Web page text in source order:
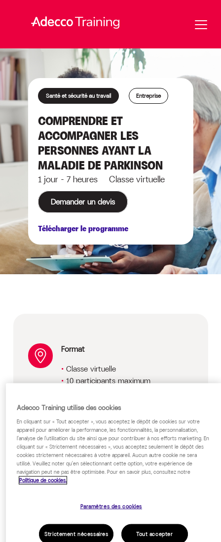
Santé et sécurité au travail Entreprise
COMPRENDRE ET
ACCOMPAGNER LES
PERSONNES AYANT LA
MALADIE DE PARKINSON
1 jour - 7 heures Classe virtuelle
Demander un devis
Télécharger le programme
Format
Classe virtuelle
10 participants maximum
Sur devis, nous consulter
Public cible
Professionnel en EHPAD
OBJECTIFS PÉDAGOGIQUES
Adecco Training utilise des cookies
En cliquant sur « Tout accepter », vous acceptez le dépôt de cookies sur votre
appareil pour améliorer la performance, les fonctionnalités, la personnalisation,
l'analyse de l'utilisation du site ainsi que pour contribuer à nos efforts marketing. En
cliquant sur « Strictement nécessaires », vous acceptez seulement le dépôt des
cookies strictement nécessaires à votre appareil. Aucun autre cookie ne sera
utilisé. Veuillez noter qu'en sélectionnant cette option, votre expérience de
navigation peut ne pas être optimisée. Pour en savoir plus, consultez notre
Politique de cookies.
Paramètres des cookies
Strictement nécessaires Tout accepter